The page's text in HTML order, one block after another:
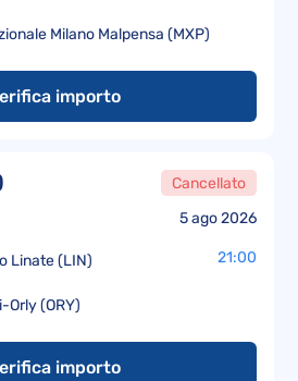
Milano Malpensa (MXP)
importo
5 ago 2026
Cancellato
Linate (LIN) 21:00
Orly (ORY)
importo